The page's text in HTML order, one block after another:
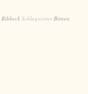
Ribbeck SchlagwörterBirnen,